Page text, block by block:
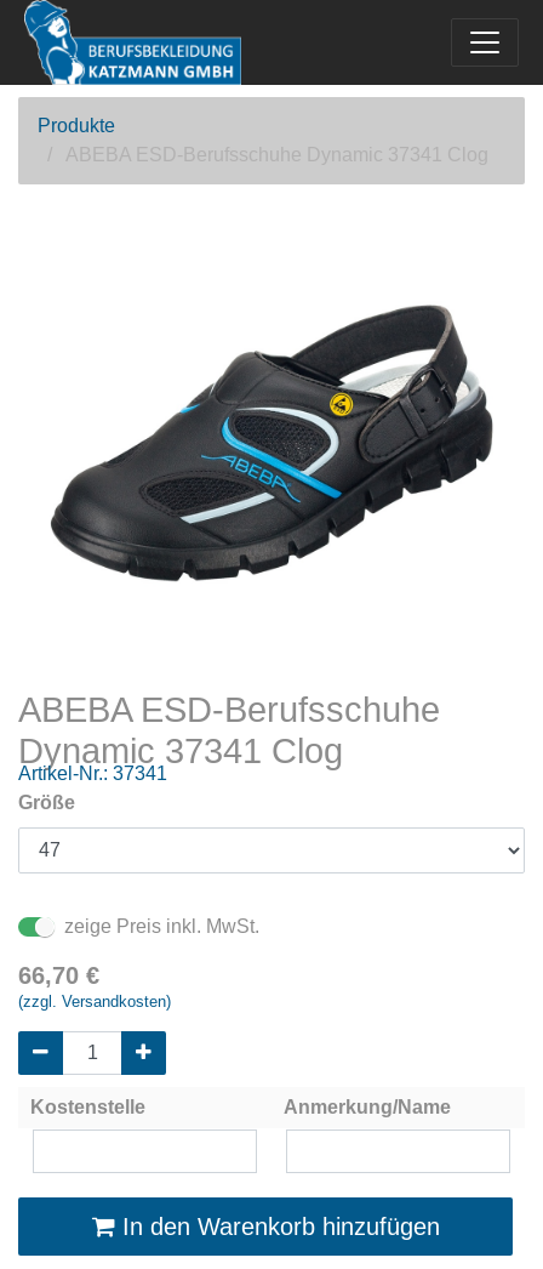
Produkte
ABEBA ESD-Berufsschuhe Dynamic 37341 Clog
ABEBA ESD-Berufsschuhe
Dynamic 37341 Clog
Artikel-Nr.: 37341
Größe
zeige Preis inkl. MwSt.
66,70 €
(zzgl. Versandkosten)
Kostenstelle Anmerkung/Name
In den Warenkorb hinzufügen